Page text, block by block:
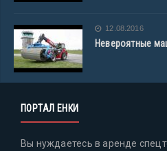
12.08.2016
Невероятные
ПОРТАЛ ЕНКИ
Вы нуждаетесь в аренде